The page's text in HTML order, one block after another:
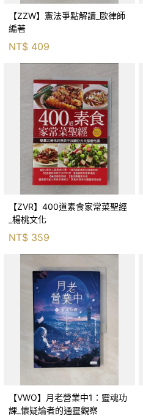
【ZZW】憲法爭點解讀_歐律師
編著
NT$ 409
【ZVR】400道素食家常菜聖經
_楊桃文化
NT$ 359
【VWO】月老營業中1：靈魂功
課_懷疑論者的通靈觀察